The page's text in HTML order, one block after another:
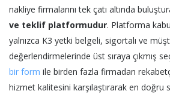
nakliye firmalarını tek çatı altında
ve teklif platformudur. Platforma
yalnızca K3 yetki belgeli, sigortalı ve
değerlendirmelerinde üst sıraya çıkmış
bir form ile birden fazla firmadan
hizmet kalitesini karşılaştırarak en doğru